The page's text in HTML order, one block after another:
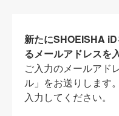
新たにSHOEISHA
るメールアドレスを
ご入力のメールアド
ル」をお送りします
入力してください。